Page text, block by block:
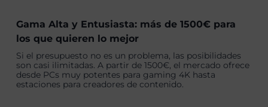
Gama Alta y Entusiasta: más de 1500€ para
los que quieren lo mejor
Si el presupuesto no es un problema, las posibilidades
son casi ilimitadas. A partir de 1500€, el mercado ofrece
desde PCs muy potentes para gaming 4K hasta
estaciones para creadores de contenido.